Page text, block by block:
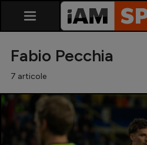
Fabio Pecchia
7 articole